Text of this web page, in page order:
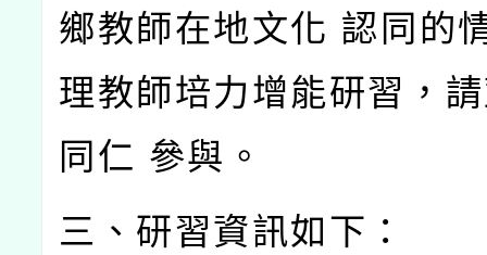
鄉教師在地文化 認同的
理教師培力增能研習，
同仁 參與。
三、研習資訊如下：